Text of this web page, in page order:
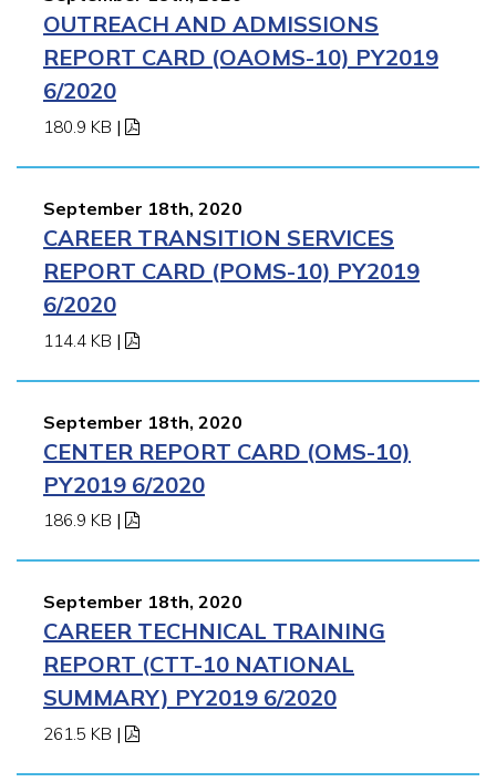
OUTREACH AND ADMISSIONS
REPORT CARD (OAOMS-10) PY2019
6/2020
180.9 KB |
September 18th, 2020
CAREER TRANSITION SERVICES
REPORT CARD (POMS-10) PY2019
6/2020
114.4 KB |
September 18th, 2020
CENTER REPORT CARD (OMS-10)
PY2019 6/2020
186.9 KB |
September 18th, 2020
CAREER TECHNICAL TRAINING
REPORT (CTT-10 NATIONAL
SUMMARY) PY2019 6/2020
261.5 KB |